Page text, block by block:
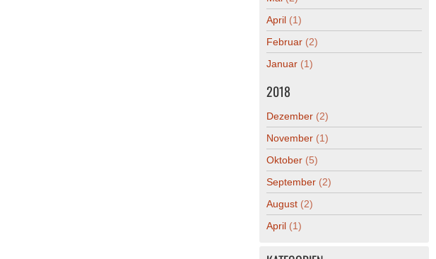
April (1)
Februar (2)
Januar (1)
2018
Dezember (2)
November (1)
Oktober (5)
September (2)
August (2)
April (1)